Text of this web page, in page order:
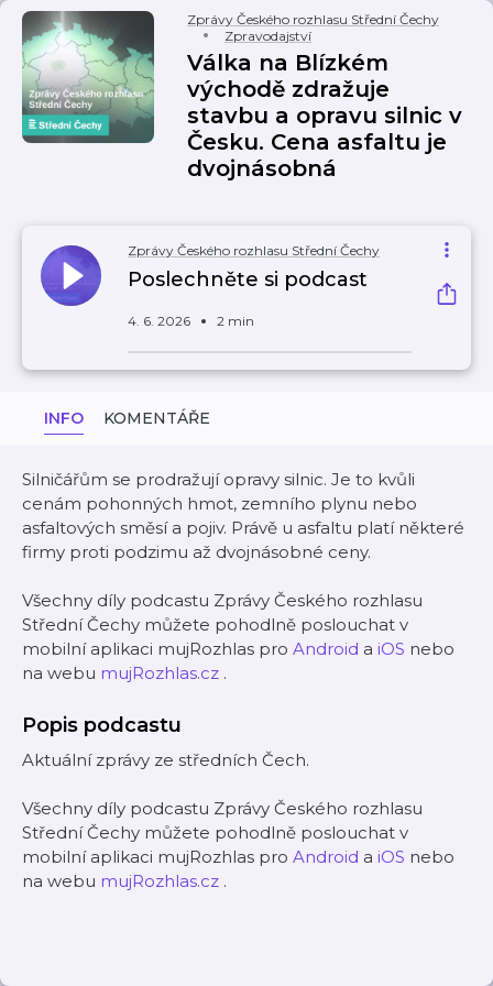
Zprávy Českého rozhlasu Střední Čechy
Zpravodajství
Válka na Blízkém
východě zdražuje
stavbu a opravu silnic v
Česku. Cena asfaltu je
dvojnásobná
Zprávy Českého rozhlasu Střední Čechy
Poslechněte si podcast
4. 6. 2026 2 min
INFO KOMENTÁŘE
Silničářům se prodražují opravy silnic. Je to kvůli
cenám pohonných hmot, zemního plynu nebo
asfaltových směsí a pojiv. Právě u asfaltu platí některé
firmy proti podzimu až dvojnásobné ceny.
Všechny díly podcastu Zprávy Českého rozhlasu
Střední Čechy můžete pohodlně poslouchat v
mobilní aplikaci mujRozhlas pro Android a iOS nebo
na webu mujRozhlas.cz .
Popis podcastu
Aktuální zprávy ze středních Čech.
Všechny díly podcastu Zprávy Českého rozhlasu
Střední Čechy můžete pohodlně poslouchat v
mobilní aplikaci mujRozhlas pro Android a iOS nebo
na webu mujRozhlas.cz .